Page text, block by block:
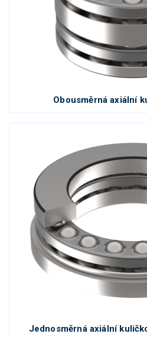
Obousměrná axiální
Jednosměrná axiální